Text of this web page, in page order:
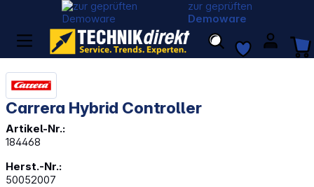
zur geprüften
Demoware
Carrera Hybrid Controller
Artikel-Nr.:
184468
Herst.-Nr.:
50052007